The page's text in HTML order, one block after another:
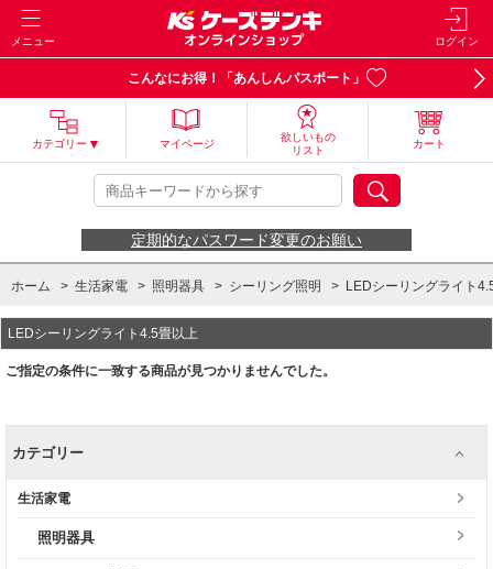
メニュー ログイン
こんなにお得！「あんしんパスポート」
カテゴリー マイページ
欲しいもの
リスト
カート
定期的なパスワード変更のお願い
ホーム > 生活家電 > 照明器具 > シーリング照明 > LEDシーリングライト
LEDシーリングライト4.5畳以上
ご指定の条件に一致する商品が見つかりませんでした。
カテゴリー
生活家電
照明器具